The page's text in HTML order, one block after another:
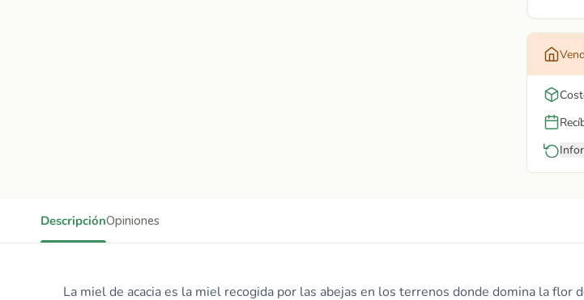
DescripciónOpiniones
La miel de acacia es la miel recogida por las abejas en los terrenos donde domina la flor